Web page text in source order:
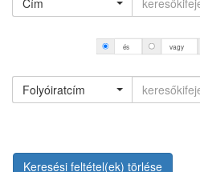
Cím
és vagy
Folyóiratcím
Keresési feltétel(ek) törlése